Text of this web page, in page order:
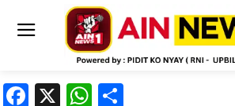
Facebook
X WhatsApp